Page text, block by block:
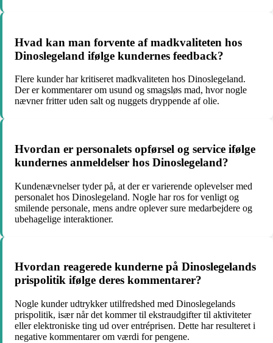
Hvad kan man forvente af madkvaliteten hos
Dinoslegeland ifølge kundernes feedback?
Flere kunder har kritiseret madkvaliteten hos Dinoslegeland.
Der er kommentarer om usund og smagsløs mad, hvor nogle
nævner fritter uden salt og nuggets dryppende af olie.
Hvordan er personalets opførsel og service ifølge
kundernes anmeldelser hos Dinoslegeland?
Kundenævnelser tyder på, at der er varierende oplevelser med
personalet hos Dinoslegeland. Nogle har ros for venligt og
smilende personale, mens andre oplever sure medarbejdere og
ubehagelige interaktioner.
Hvordan reagerede kunderne på Dinoslegelands
prispolitik ifølge deres kommentarer?
Nogle kunder udtrykker utilfredshed med Dinoslegelands
prispolitik, især når det kommer til ekstraudgifter til aktiviteter
eller elektroniske ting ud over entréprisen. Dette har resulteret i
negative kommentarer om værdi for pengene.